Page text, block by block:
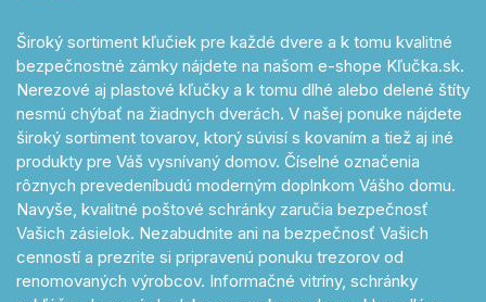
Široký sortiment kľučiek pre každé dvere a k tomu kvalitné
bezpečnostné zámky nájdete na našom e-shope Kľučka.sk.
Nerezové aj plastové kľučky a k tomu dlhé alebo delené štíty
nesmú chýbať na žiadnych dverách. V našej ponuke nájdete
široký sortiment tovarov, ktorý súvisí s kovaním a tiež aj iné
produkty pre Váš vysnívaný domov. Číselné označenia
rôznych prevedeníbudú moderným doplnkom Vášho domu.
Navyše, kvalitné poštové schránky zaručia bezpečnosť
Vašich zásielok. Nezabudnite ani na bezpečnosť Vašich
cenností a prezrite si pripravenú ponuku trezorov od
renomovaných výrobcov. Informačné vitríny, schránky